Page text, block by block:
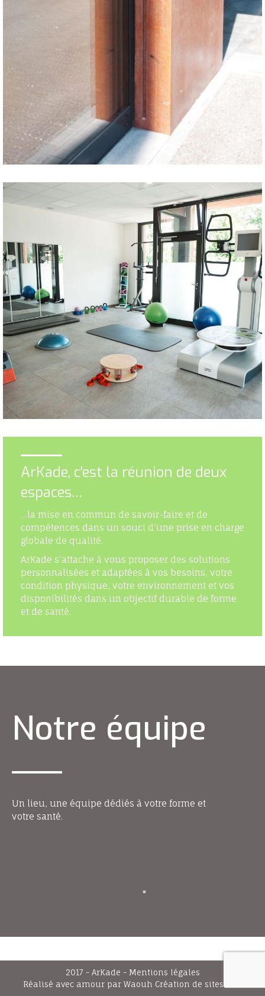
ArKade, c’est la réunion de deux
espaces…
…la mise en commun de savoir-faire et de
compétences dans un souci d’une prise en charge
globale de qualité.
ArKade s’attache à vous proposer des solutions
personnalisées et adaptées à vos besoins, votre
condition physique, votre environnement et vos
disponibilités dans un objectif durable de forme
et de santé.
Notre équipe
Un lieu, une équipe dédiés à votre forme et
votre santé.
2017 - ArKade - Mentions légales
Réalisé avec amour par Waouh Création de sites Web